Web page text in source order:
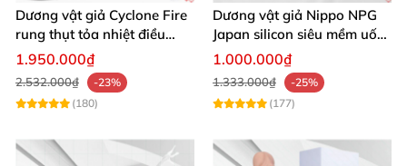
Dương vật giả Cyclone Fire
rung thụt tỏa nhiệt điều
khiển từ xa
1.950.000₫
2.532.000₫
-23%
(180)
Dương vật giả Nippo NPG
Japan silicon siêu mềm uốn
cong thoải mái
1.000.000₫
1.333.000₫
-25%
(177)